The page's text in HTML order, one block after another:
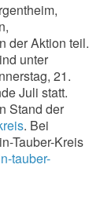
der Aktion teil.
unter
21.
Juli statt.
Stand der
. Bei
Tauber-Kreis
tauber-